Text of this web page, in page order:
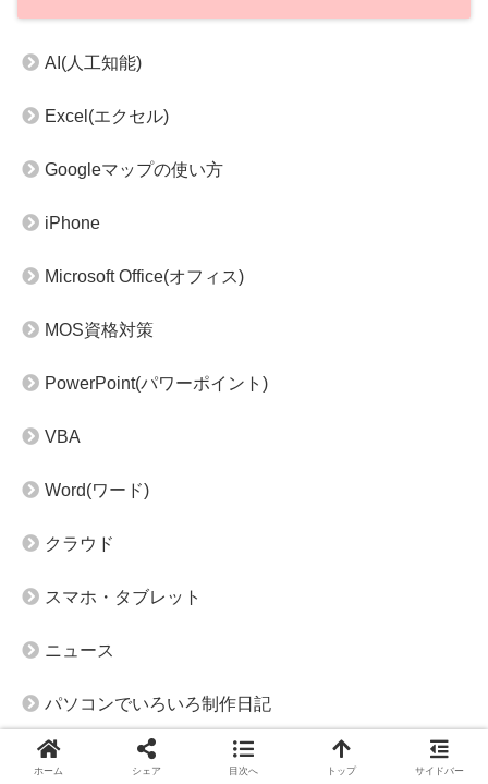
AI(人工知能)
Excel(エクセル)
Googleマップの使い方
iPhone
Microsoft Office(オフィス)
MOS資格対策
PowerPoint(パワーポイント)
VBA
Word(ワード)
クラウド
スマホ・タブレット
ニュース
パソコンでいろいろ制作日記
パソコンサポート
ホーム シェア 目次へ トップ サイドバー